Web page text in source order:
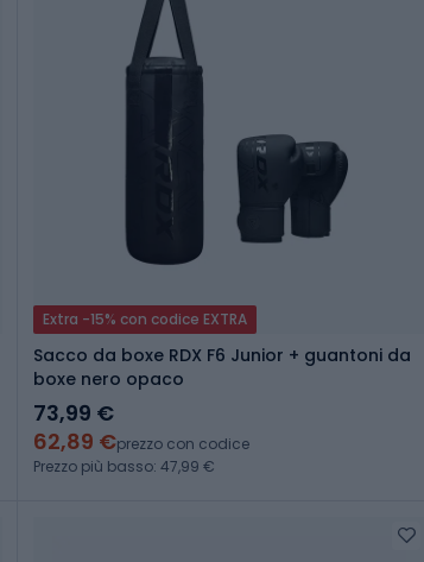
Extra -15% con codice EXTRA
Sacco da boxe RDX F6 Junior + guantoni da
boxe nero opaco
73,99 €
62,89 €prezzo con codice
Prezzo più basso: 47,99 €